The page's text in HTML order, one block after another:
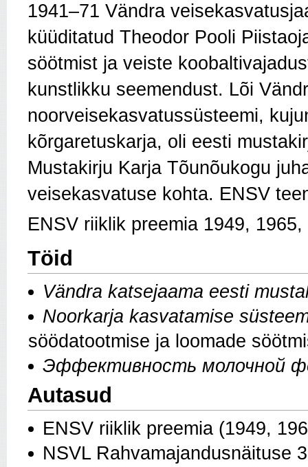
1941–71 Vändra
küüditatud Theodor Pooli
söötmist ja veiste
kunstlikku seemendust. Lõi
noorveisekasvatussüsteemi,
kõrgaretuskarja, oli eesti
Mustakirju Karja Tõunõukogu
veisekasvatuse kohta. ENSV
ENSV riiklik preemia 1949, 1965,
Töid
Vändra katsejaama eesti
Noorkarja kasvatamise
söödatootmise ja loomade
Эффективность молочной
Autasud
ENSV riiklik preemia (1949,
NSVL Rahvamajandusnäituse